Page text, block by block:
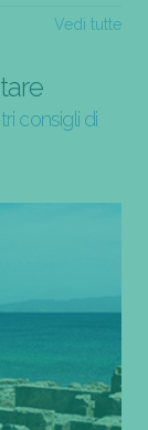
Vedi tutte
consigli di